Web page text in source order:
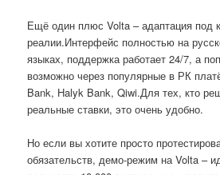
Ещё один плюс Volta – адаптация под
реалии.Интерфейс полностью на
языках, поддержка работает 24/7, а
возможно через популярные в РК
Bank, Halyk Bank, Qiwi.Для тех, кто
реальные ставки, это очень удобно.
Но если вы хотите просто
обязательств, демо-режим на Volta –